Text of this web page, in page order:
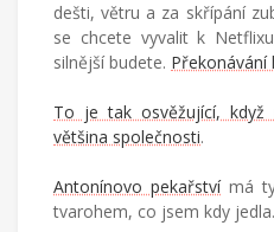
dešti, větru a za skřípání
se chcete vyvalit k
silnější budete. Překonávání
To je tak osvěžující, když
většina společnosti.
Antonínovo pekařstvímá ty
tvarohem, co jsem kdy jedla.